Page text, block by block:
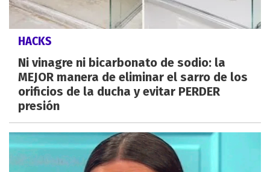
HACKS
Ni vinagre ni bicarbonato de sodio: la
MEJOR manera de eliminar el sarro de los
orificios de la ducha y evitar PERDER
presión